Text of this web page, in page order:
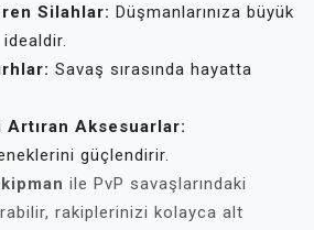
Silahlar: Düşmanlarınıza büyük
Savaş sırasında hayatta
Aksesuarlar:
güçlendirir.
ile PvP savaşlarındaki
rakiplerinizi kolayca alt